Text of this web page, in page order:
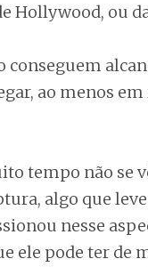
Hollywood, ou
conseguem
ao menos
tempo não se
algo que
nesse
ele pode ter de